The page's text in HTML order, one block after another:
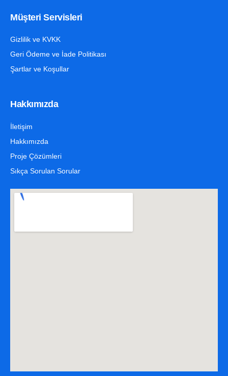
Müşteri Servisleri
Gizlilik ve KVKK
Geri Ödeme ve İade Politikası
Şartlar ve Koşullar
Hakkımızda
İletişim
Hakkımızda
Proje Çözümleri
Sıkça Sorulan Sorular